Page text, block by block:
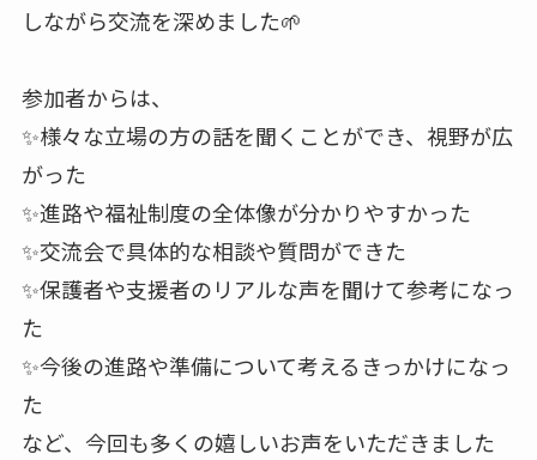
しながら交流を深めました🌱
参加者からは、
✨様々な立場の方の話を聞くことができ、視野が広
がった
✨進路や福祉制度の全体像が分かりやすかった
✨交流会で具体的な相談や質問ができた
✨保護者や支援者のリアルな声を聞けて参考になっ
た
✨今後の進路や準備について考えるきっかけになっ
た
など、今回も多くの嬉しいお声をいただきました